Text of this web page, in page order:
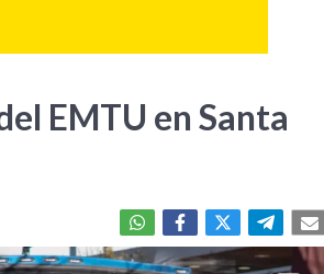
EMTU en Santa